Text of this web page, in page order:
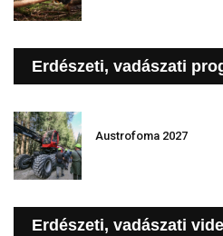
Erdészeti, vadászati
Austrofoma 2027
Erdészeti, vadászati